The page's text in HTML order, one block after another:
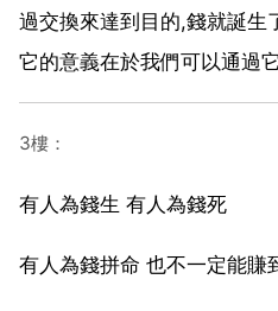
過交換來達到目的,錢就誕生
它的意義在於我們可以通過
3樓：
有人為錢生 有人為錢死
有人為錢拼命 也不一定能賺